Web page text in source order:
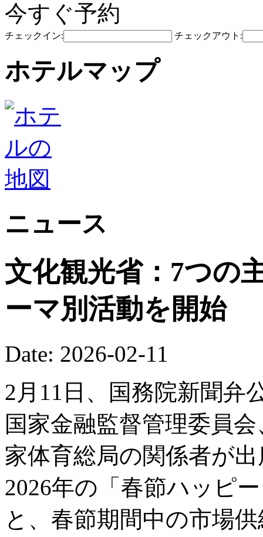
今すぐ予約
チェックイン: チェックアウト:
ホテルマップ
ニュース
文化観光省：7つの
ーマ別活動を開始
Date: 2026-02-11
2月11日、国務院新聞弁
国家金融監督管理委員
家体育総局の関係者が
2026年の「春節ハッピ
と、春節期間中の市場